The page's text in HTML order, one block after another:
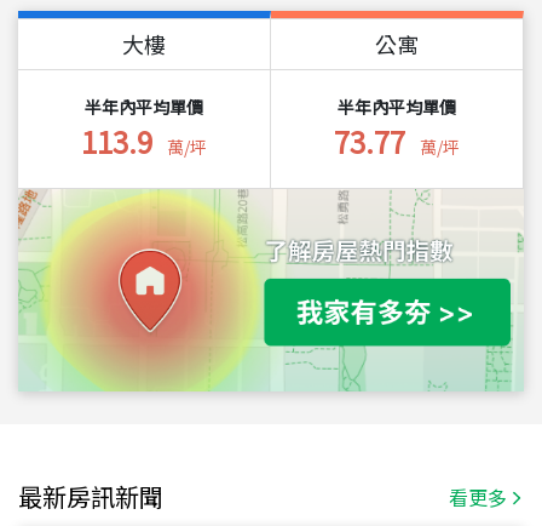
大樓
半年內平均單價
113.9 萬/坪
公寓
半年內平均單價
73.77 萬/坪
最新房訊新聞 看更多